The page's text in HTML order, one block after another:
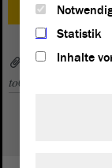
to022sp.pdf (PDF,
Statistik
Inhalte